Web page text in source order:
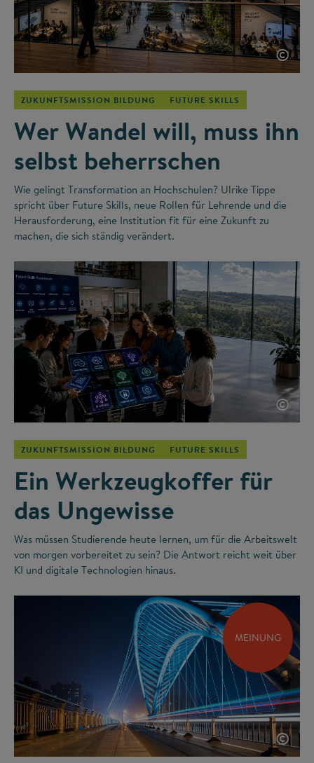
©
ZUKUNFTSMISSION BILDUNG FUTURE SKILLS
Wer Wandel will, muss ihn
selbst beherrschen
Wie gelingt Transformation an Hochschulen? Ulrike Tippe
spricht über Future Skills, neue Rollen für Lehrende und die
Herausforderung, eine Institution fit für eine Zukunft zu
machen, die sich ständig verändert.
©
ZUKUNFTSMISSION BILDUNG FUTURE SKILLS
Ein Werkzeugkoffer für
das Ungewisse
Was müssen Studierende heute lernen, um für die Arbeitswelt
von morgen vorbereitet zu sein? Die Antwort reicht weit über
KI und digitale Technologien hinaus.
MEINUNG
©